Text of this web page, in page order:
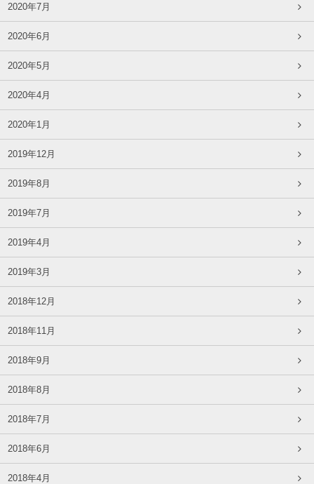
2020年7月
2020年6月
2020年5月
2020年4月
2020年1月
2019年12月
2019年8月
2019年7月
2019年4月
2019年3月
2018年12月
2018年11月
2018年9月
2018年8月
2018年7月
2018年6月
2018年4月